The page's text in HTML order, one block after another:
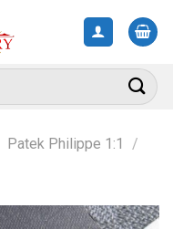
Patek Philippe 1:1
/